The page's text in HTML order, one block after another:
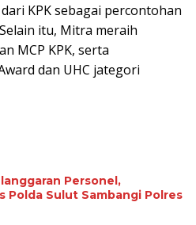
KPK sebagai percontohan
itu, Mitra meraih
MCP KPK, serta
dan UHC jategori
Personel,
Polda Sulut Sambangi ‎Polres